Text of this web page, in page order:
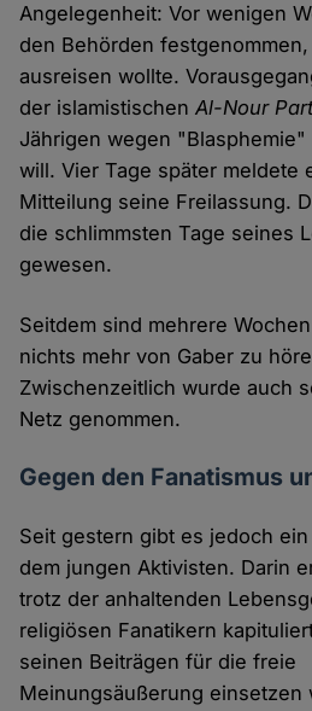
Angelegenheit: Vor wenigen
den Behörden
ausreisen wollte.
der islamistischenAl-Nour
Jährigen wegen
will. Vier Tage später meldete
Mitteilung seine Freilassung.
die schlimmsten Tage seines
gewesen.
Seitdem sind mehrere
nichts mehr von Gaber zu
Zwischenzeitlich wurde auch
Netz genommen.
Gegen den Fanatismus
Seit gestern gibt es jedoch
dem jungen Aktivisten. Darin
trotz der anhaltenden
religiösen Fanatikern
seinen Beiträgen für die freie
Meinungsäußerung einsetzen